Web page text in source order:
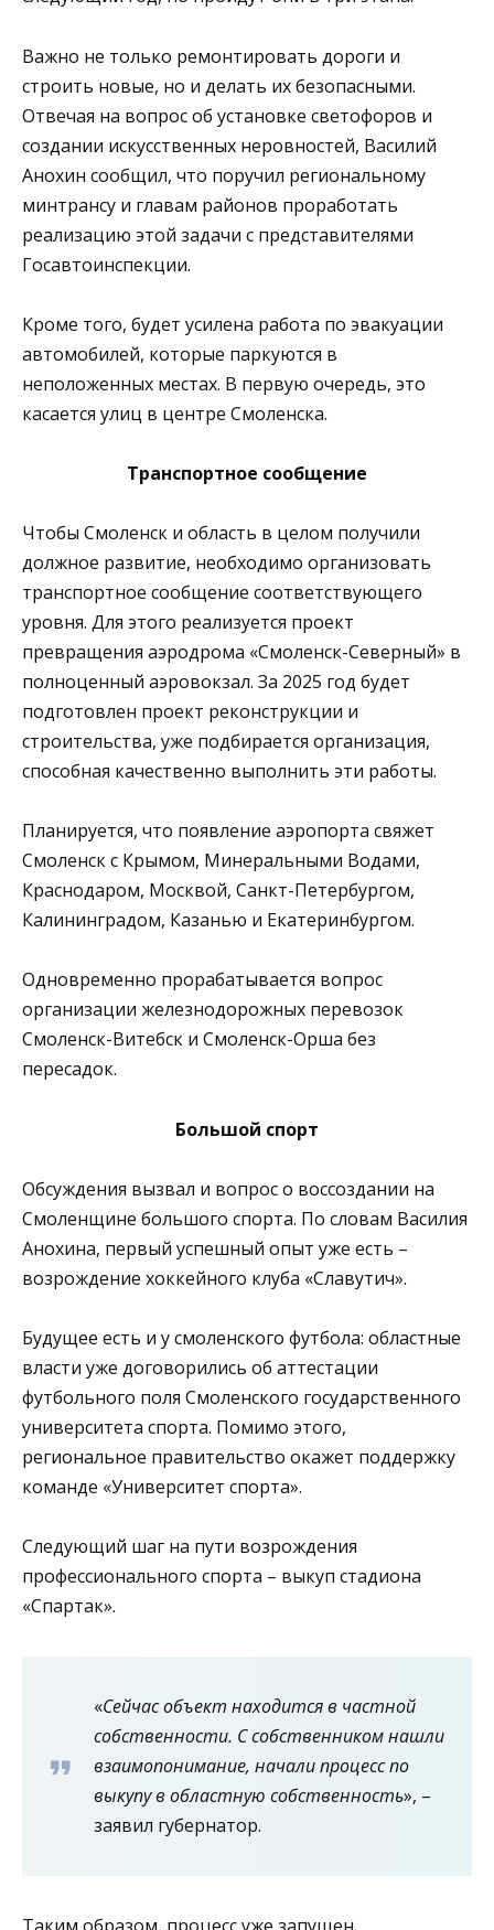
Важно не только ремонтировать дороги и
строить новые, но и делать их безопасными.
Отвечая на вопрос об установке светофоров и
создании искусственных неровностей, Василий
Анохин сообщил, что поручил региональному
минтрансу и главам районов проработать
реализацию этой задачи с представителями
Госавтоинспекции.
Кроме того, будет усилена работа по эвакуации
автомобилей, которые паркуются в
неположенных местах. В первую очередь, это
касается улиц в центре Смоленска.
Транспортное сообщение
Чтобы Смоленск и область в целом получили
должное развитие, необходимо организовать
транспортное сообщение соответствующего
уровня. Для этого реализуется проект
превращения аэродрома «Смоленск-Северный» в
полноценный аэровокзал. За 2025 год будет
подготовлен проект реконструкции и
строительства, уже подбирается организация,
способная качественно выполнить эти работы.
Планируется, что появление аэропорта свяжет
Смоленск с Крымом, Минеральными Водами,
Краснодаром, Москвой, Санкт-Петербургом,
Калининградом, Казанью и Екатеринбургом.
Одновременно прорабатывается вопрос
организации железнодорожных перевозок
Смоленск-Витебск и Смоленск-Орша без
пересадок.
Большой спорт
Обсуждения вызвал и вопрос о воссоздании на
Смоленщине большого спорта. По словам Василия
Анохина, первый успешный опыт уже есть –
возрождение хоккейного клуба «Славутич».
Будущее есть и у смоленского футбола: областные
власти уже договорились об аттестации
футбольного поля Смоленского государственного
университета спорта. Помимо этого,
региональное правительство окажет поддержку
команде «Университет спорта».
Следующий шаг на пути возрождения
профессионального спорта – выкуп стадиона
«Спартак».
«Сейчас объект находится в частной
собственности. С собственником нашли
взаимопонимание, начали процесс по
выкупу в областную собственность», –
заявил губернатор.